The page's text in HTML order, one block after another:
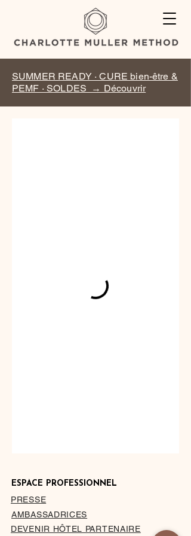
SUMMER READY · CURE bien-être &
PEMF · SOLDES → Découvrir
ESPACE PROFESSIONNEL
PRESSE
AMBASSADRICES
DEVENIR HÔTEL PARTENAIRE